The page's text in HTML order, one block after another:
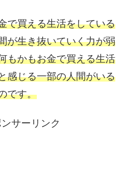
で買える生活をしている
が生き抜いていく力が弱
もかもお金で買える生活
感じる一部の人間がいる
です。
ンサーリンク